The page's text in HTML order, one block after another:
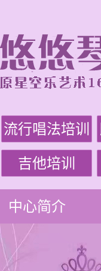
流行唱法培训
吉他培训
中心简介